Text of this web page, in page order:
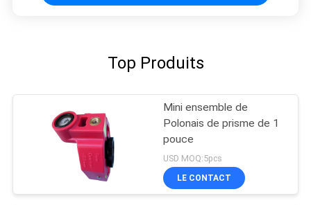
Top Produits
Mini ensemble de
Polonais de prisme de 1
pouce
USD MOQ:5pcs
LE CONTACT